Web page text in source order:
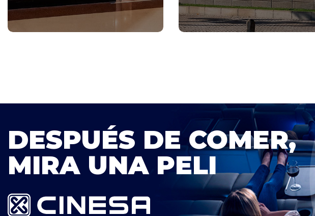
DESPUÉS DE COMER,
MIRA UNA PELI